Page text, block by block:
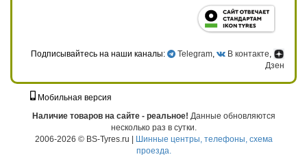
Подписывайтесь на наши каналы: Telegram , В контакте
Дзен
Мобильная версия
Наличие товаров на сайте - реальное! Данные обновляются
несколько раз в сутки.
2006-2026 © BS-Tyres.ru | Шинные центры, телефоны, схема
проезда.